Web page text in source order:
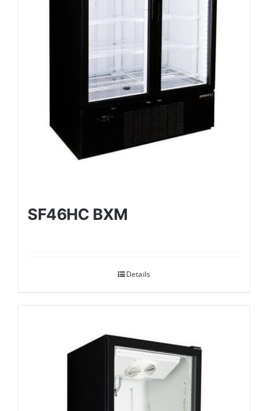
SF46HC BXM
Details